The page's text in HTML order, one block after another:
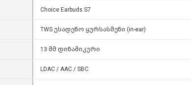
Choice Earbuds S7
TWS უსადენო ყურსასმენი (in-ear)
13 მმ დინამიკური
LDAC / AAC / SBC